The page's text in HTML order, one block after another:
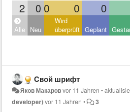
2 0 0 0 0
Alle Neu
Wird
überprüft Geplant
Cвой шрифт
Яков Макаровvor 11 Jahren •
developer)vor 11 Jahren • 3